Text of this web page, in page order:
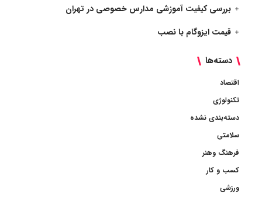
بررسی کیفیت آموزشی مدارس خصوصی در تهران
قیمت ایزوگام با نصب
دسته‌ها
اقتصاد
تکنولوژی
دسته‌بندی نشده
سلامتی
فرهنگ وهنر
کسب و کار
ورزشی